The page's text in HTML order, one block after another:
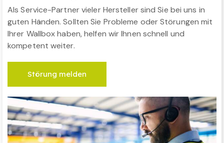
Als Service-Partner vieler Hersteller sind Sie bei uns in
guten Händen. Sollten Sie Probleme oder Störungen mit
Ihrer Wallbox haben, helfen wir Ihnen schnell und
kompetent weiter.
Störung melden